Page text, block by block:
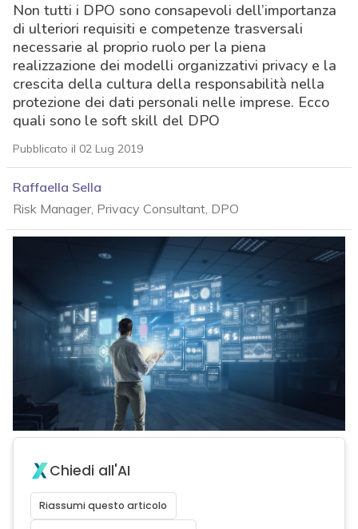
Non tutti i DPO sono consapevoli dell’importanza
di ulteriori requisiti e competenze trasversali
necessarie al proprio ruolo per la piena
realizzazione dei modelli organizzativi privacy e la
crescita della cultura della responsabilità nella
protezione dei dati personali nelle imprese. Ecco
quali sono le soft skill del DPO
Pubblicato il 02 Lug 2019
Raffaella Sella
Risk Manager, Privacy Consultant, DPO
Chiedi all'AI
Riassumi questo articolo